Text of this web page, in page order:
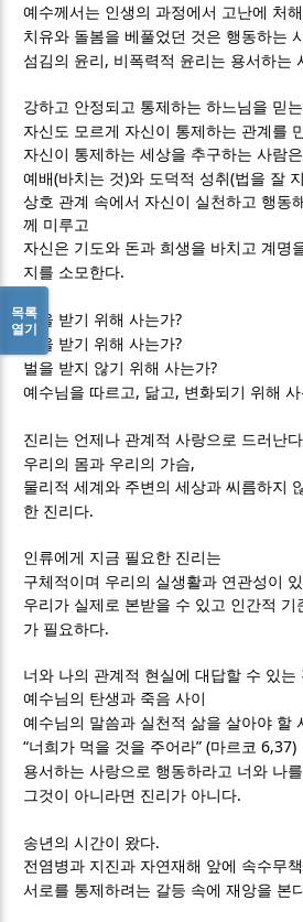
예수께서는 인생의 과정에서 고난에 처
치유와 돌봄을 베풀었던 것은 행동하는
섬김의 윤리 , 비폭력적 윤리는 용서하는
강하고 안정되고 통제하는 하느님을 믿
자신도 모르게 자신이 통제하는 관계를
자신이 통제하는 세상을 추구하는 사람
예배(바치는 것)와 도덕적 성취(법을 잘
상호 관계 속에서 자신이 실천하고 행동
께 미루고
자신은 기도와 돈과 희생을 바치고 계명
지를 소모한다.
복을 받기 위해 사는가?
상을 받기 위해 사는가?
벌을 받지 않기 위해 사는가?
예수님을 따르고 , 닮고 , 변화되기 위해
진리는 언제나 관계적 사랑으로 드러난다
우리의 몸과 우리의 가슴,
물리적 세계와 주변의 세상과 씨름하지
한 진리다.
인류에게 지금 필요한 진리는
구체적이며 우리의 실생활과 연관성이
우리가 실제로 본받을 수 있고 인간적 기
가 필요하다.
너와 나의 관계적 현실에 대답할 수 있는
예수님의 탄생과 죽음 사이
예수님의 말씀과 실천적 삶을 살아야 할
“너희가 먹을 것을 주어라” (마르코6,37)
용서하는 사랑으로 행동하라고 너와 나
그것이 아니라면 진리가 아니다.
송년의 시간이 왔다.
전염병과 지진과 자연재해 앞에 속수무책
서로를 통제하려는 갈등 속에 재앙을 본
목록
열기